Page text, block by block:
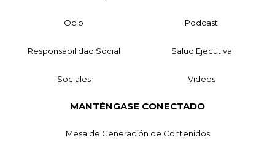
Ocio Podcast
Responsabilidad Social Salud Ejecutiva
Sociales Videos
MANTÉNGASE CONECTADO
Mesa de Generación de Contenidos